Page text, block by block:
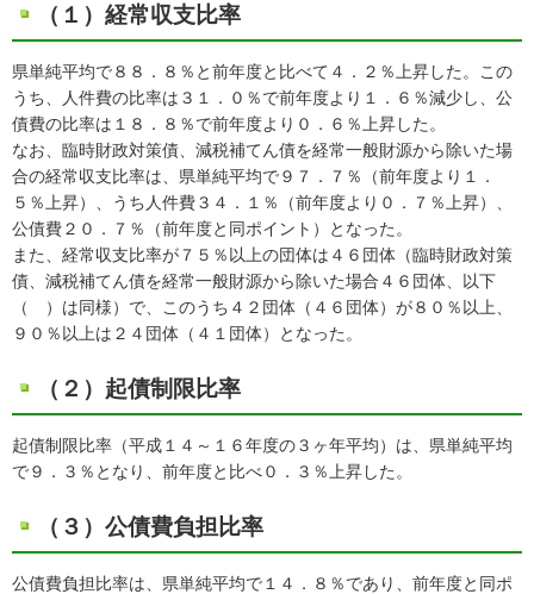
（１）経常収支比率
県単純平均で８８．８％と前年度と比べて４．２％上昇した。この
うち、人件費の比率は３１．０％で前年度より１．６％減少し、公
債費の比率は１８．８％で前年度より０．６％上昇した。
なお、臨時財政対策債、減税補てん債を経常一般財源から除いた場
合の経常収支比率は、県単純平均で９７．７％（前年度より１．
５％上昇）、うち人件費３４．１％（前年度より０．７％上昇）、
公債費２０．７％（前年度と同ポイント）となった。
また、経常収支比率が７５％以上の団体は４６団体（臨時財政対策
債、減税補てん債を経常一般財源から除いた場合４６団体、以下
（ ）は同様）で、このうち４２団体（４６団体）が８０％以上、
９０％以上は２４団体（４１団体）となった。
（２）起債制限比率
起債制限比率（平成１４～１６年度の３ヶ年平均）は、県単純平均
で９．３％となり、前年度と比べ０．３％上昇した。
（３）公債費負担比率
公債費負担比率は、県単純平均で１４．８％であり、前年度と同ポ